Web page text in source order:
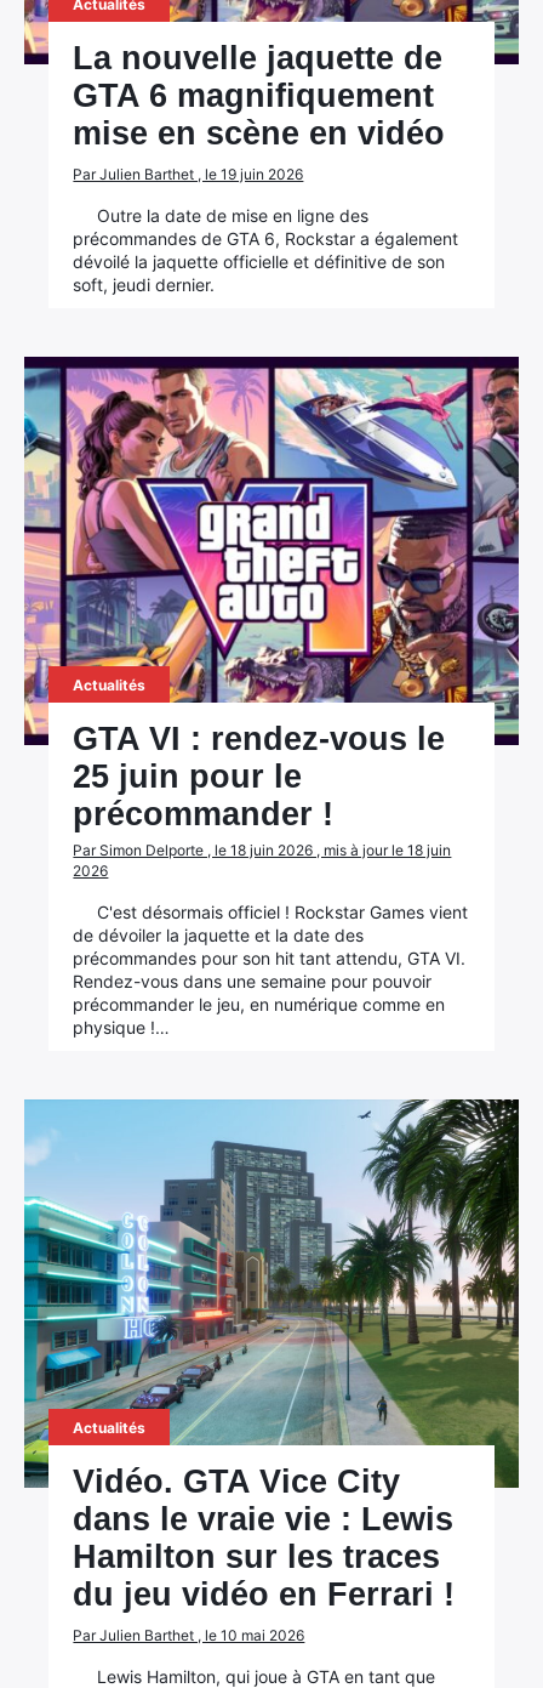
Actualités
La nouvelle jaquette de
GTA 6 magnifiquement
mise en scène en vidéo
Par Julien Barthet , le 19 juin 2026
Outre la date de mise en ligne des
précommandes de GTA 6, Rockstar a également
dévoilé la jaquette officielle et définitive de son
soft, jeudi dernier.
Actualités
GTA VI : rendez-vous le
25 juin pour le
précommander !
Par Simon Delporte , le 18 juin 2026 , mis à jour le 18 juin
2026
C'est désormais officiel ! Rockstar Games vient
de dévoiler la jaquette et la date des
précommandes pour son hit tant attendu, GTA VI.
Rendez-vous dans une semaine pour pouvoir
précommander le jeu, en numérique comme en
physique !…
Actualités
Vidéo. GTA Vice City
dans le vraie vie : Lewis
Hamilton sur les traces
du jeu vidéo en Ferrari !
Par Julien Barthet , le 10 mai 2026
Lewis Hamilton, qui joue à GTA en tant que